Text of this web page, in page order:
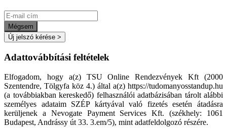
Mégsem
Új jelszó kérése >
Adattovábbítási feltételek
Elfogadom, hogy a(z) TSU Online Rendezvények Kft (2000
Szentendre, Tölgyfa köz 4.) által a(z) https://tudomanyosstandup.hu
(a továbbiakban kereskedő) felhasználói adatbázisában tárolt alábbi
személyes adataim SZÉP kártyával való fizetés esetén átadásra
kerüljenek a Nevogate Payment Services Kft. (székhely: 1061
Budapest, Andrássy út 33. 3.em/5), mint adatfeldolgozó részére.